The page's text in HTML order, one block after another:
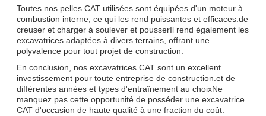
Toutes nos pelles CAT utilisées sont équipées d'un moteur à
combustion interne, ce qui les rend puissantes et efficaces.de
creuser et charger à soulever et pousserIl rend également les
excavatrices adaptées à divers terrains, offrant une
polyvalence pour tout projet de construction.
En conclusion, nos excavatrices CAT sont un excellent
investissement pour toute entreprise de construction.et de
différentes années et types d'entraînement au choixNe
manquez pas cette opportunité de posséder une excavatrice
CAT d'occasion de haute qualité à une fraction du coût.